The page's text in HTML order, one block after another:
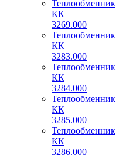
Теплообменник
КК
3269.000
Теплообменник
КК
3283.000
Теплообменник
КК
3284.000
Теплообменник
КК
3285.000
Теплообменник
КК
3286.000